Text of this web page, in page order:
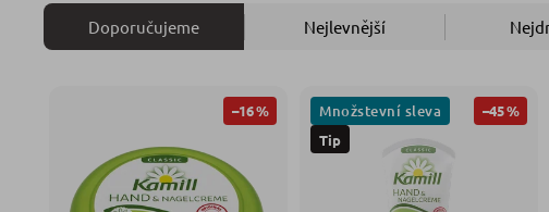
Doporučujeme Nejlevnější
–16 %
Tip
Množstevní sleva –45 %